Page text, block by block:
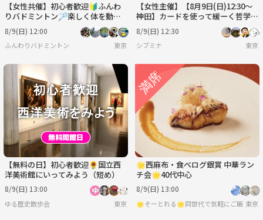
【女性共催】初心者歓迎🔰ふんわ
りバドミントン🏸楽しく体を動か
そう！
8/9(日) 12:00
ふんわりバドミントン 東京
【女性主催】【8月9日(日)12:30～
神田】カードを使って緩ーく哲学っ
ぽい事を話す会
8/9(日) 12:30
シブミナ 東京
【無料の日】初心者歓迎🌻国立西
洋美術館にいってみよう（短め）
8/9(日) 13:00
ゆる歴史散歩会 東京
🌟西麻布・食べログ銀賞 中華ラン
チ会🌟40代中心
8/9(日) 13:00
🌟そーとれる🌟同世代で気軽にご飯会東京